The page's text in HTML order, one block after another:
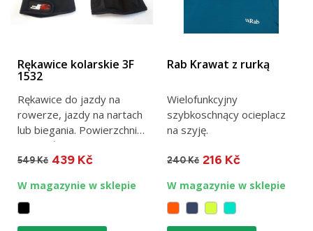
Rękawice kolarskie 3F
1532
Rękawice do jazdy na
rowerze, jazdy na nartach
lub biegania. Powierzchnia
antypoślizgowa....
549 Kč 439 Kč
W magazynie w sklepie
Rab Krawat z rurką
Wielofunkcyjny
szybkoschnący ocieplacz
na szyję.
240 Kč 216 Kč
W magazynie w sklepie